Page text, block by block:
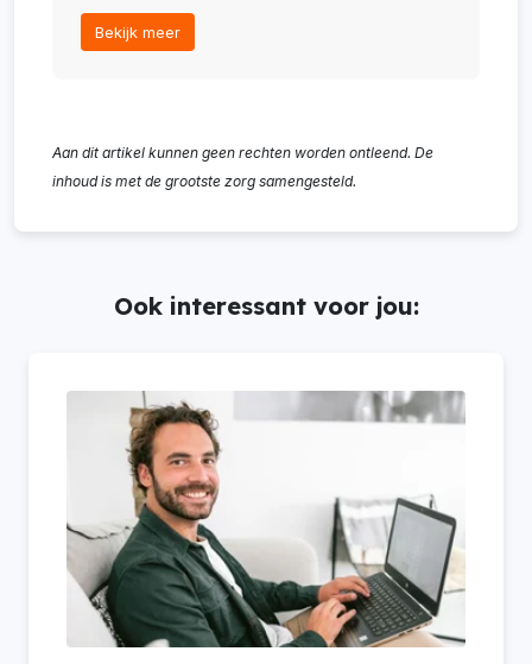
Bekijk meer
Aan dit artikel kunnen geen rechten worden ontleend. De
inhoud is met de grootste zorg samengesteld.
Ook interessant voor jou: